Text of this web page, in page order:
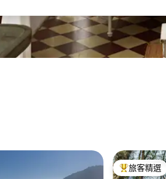
旅客精選榜
旅客精選